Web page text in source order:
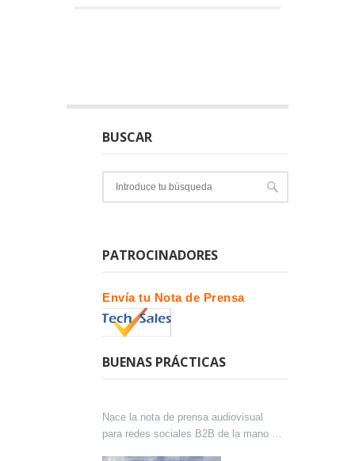
BUSCAR
PATROCINADORES
Envía tu Nota de Prensa
BUENAS PRÁCTICAS
Nace la nota de prensa audiovisual
para redes sociales B2B de la mano de